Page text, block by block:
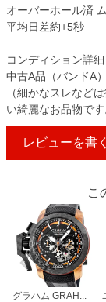
オーバーホール済
平均日差約+5秒
コンディション詳
中古A品（バンドA）
（細かなスレなど
い綺麗なお品物です
レビューを書く
こ
グラハム GRAH...